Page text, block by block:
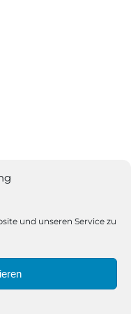
und unseren Service zu